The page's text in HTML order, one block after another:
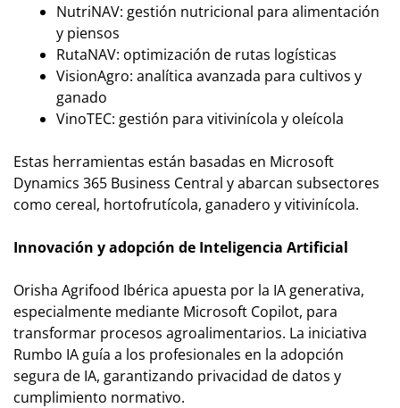
NutriNAV: gestión nutricional para alimentación
y piensos
RutaNAV: optimización de rutas logísticas
VisionAgro: analítica avanzada para cultivos y
ganado
VinoTEC: gestión para vitivinícola y oleícola
Estas herramientas están basadas en Microsoft
Dynamics 365 Business Central y abarcan subsectores
como cereal, hortofrutícola, ganadero y vitivinícola.
Innovación y adopción de Inteligencia Artificial
Orisha Agrifood Ibérica apuesta por la IA generativa,
especialmente mediante Microsoft Copilot, para
transformar procesos agroalimentarios. La iniciativa
Rumbo IA guía a los profesionales en la adopción
segura de IA, garantizando privacidad de datos y
cumplimiento normativo.